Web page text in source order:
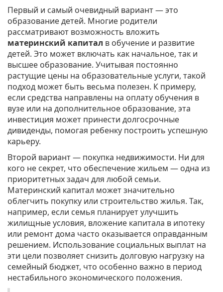
Первый и самый очевидный вариант — это
образование детей. Многие родители
рассматривают возможность вложить
материнский капитал в обучение и развитие
детей. Это может включать как начальное, так и
высшее образование. Учитывая постоянно
растущие цены на образовательные услуги, такой
подход может быть весьма полезен. К примеру,
если средства направлены на оплату обучения в
вузе или на дополнительное образование, эта
инвестиция может принести долгосрочные
дивиденды, помогая ребенку построить успешную
карьеру.
Второй вариант — покупка недвижимости. Ни для
кого не секрет, что обеспечение жильем — одна из
приоритетных задач для любой семьи.
Материнский капитал может значительно
облегчить покупку или строительство жилья. Так,
например, если семья планирует улучшить
жилищные условия, вложение капитала в ипотеку
или ремонт дома часто оказывается оправданным
решением. Использование социальных выплат на
эти цели позволяет снизить долговую нагрузку на
семейный бюджет, что особенно важно в период
нестабильного экономического положения.